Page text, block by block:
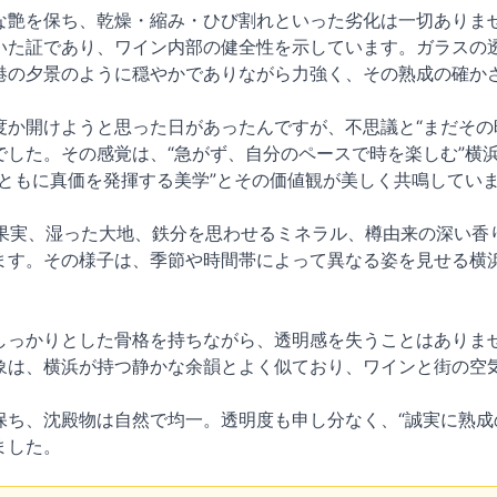
を保ち、乾燥・縮み・ひび割れといった劣化は一切あり
証であり、ワイン内部の健全性を示しています。ガラス
夕景のように穏やかでありながら力強く、その熟成の確
開けようと思った日があったんですが、不思議と“まだそ
た。その感覚は、“急がず、自分のペースで時を楽しむ”
もに真価を発揮する美学”とその価値観が美しく共鳴してい
実、湿った大地、鉄分を思わせるミネラル、樽由来の深い
。その様子は、季節や時間帯によって異なる姿を見せる
かりとした骨格を持ちながら、透明感を失うことはあり
、横浜が持つ静かな余韻とよく似ており、ワインと街の
、沈殿物は自然で均一。透明度も申し分なく、“誠実に熟
た。